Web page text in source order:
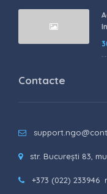
Contacte
str. București 83,
+373 (022) 233946